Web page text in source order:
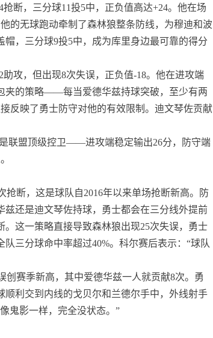
断，三分球11投5中，正负值高达+24。他在场
的无球跑动牵制了森林狼整条防线，为穆迪和波
，三分球9投5中，成为库里身边最可靠的得分
攻，但出现8次失误，正负值-18。他在进攻端
夹的策略——每当爱德华兹持球突破，至少有两
反映了勇士防守对他的有效限制。迪文琴佐贡献
联盟顶级控卫——进攻端稳定输出26分，防守端
抢断，这是球队自2016年以来单场抢断新高。防
还是迪文琴佐持球，勇士都会在三分线外提前
这一策略直接导致森林狼出现25次失误，勇士
三分球命中率超过40%。科尔赛后表示：“球队
创赛季新高，其中爱德华兹一人就贡献8次。勇
利交到内线的戈贝尔和兰德尔手中，外线射手
鬼影一样，完全没状态。”